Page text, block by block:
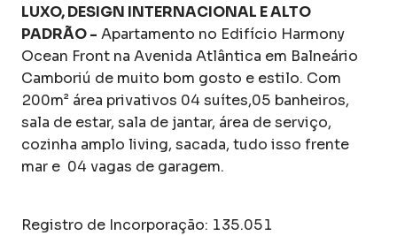
LUXO, DESIGN INTERNACIONAL E ALTO
PADRÃO - Apartamento no Edifício Harmony
Ocean Front na Avenida Atlântica em Balneário
Camboriú de muito bom gosto e estilo. Com
200m² área privativos 04 suítes,05 banheiros,
sala de estar, sala de jantar, área de serviço,
cozinha amplo living, sacada, tudo isso frente
mar e 04 vagas de garagem.
Registro de Incorporação: 135.051